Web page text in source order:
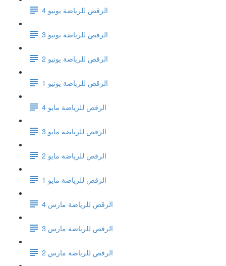
الرقص للرياضة يونيو 4
الرقص للرياضة يونيو 3
الرقص للرياضة يونيو 2
الرقص للرياضة يونيو 1
الرقص للرياضة مايو 4
الرقص للرياضة مايو 3
الرقص للرياضة مايو 2
الرقص للرياضة مايو 1
الرقص للرياضة مارس 4
الرقص للرياضة مارس 3
الرقص للرياضة مارس 2